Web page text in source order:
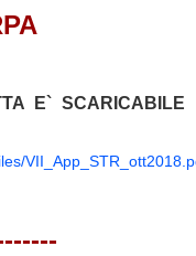
E` SCARICABILE